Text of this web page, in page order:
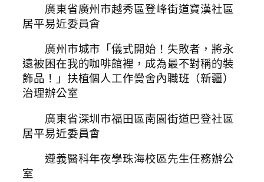
廣東省廣州市越秀區登峰街道寶漢社區
居平易近委員會
廣州市城市「儀式開始！失敗者，將永
遠被困在我的咖啡館裡，成為最不對稱的裝
飾品！」扶植個人工作黌舍內職班（新疆）
治理辦公室
廣東省深圳市福田區南園街道巴登社區
居平易近委員會
遵義醫科年夜學珠海校區先生任務辦公
室